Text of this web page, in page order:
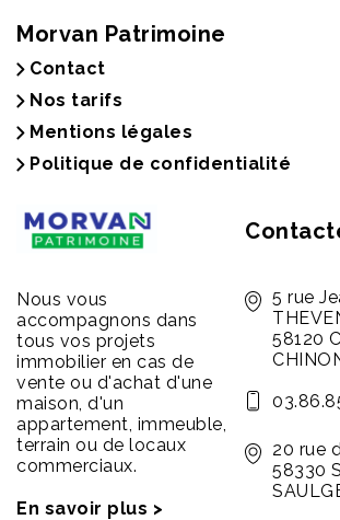
Morvan Patrimoine
Contact
Nos tarifs
Mentions légales
Politique de confidentialité
Nous vous
accompagnons dans
tous vos projets
immobilier en cas de
vente ou d'achat d'une
maison, d'un
appartement, immeuble,
terrain ou de locaux
commerciaux.
En savoir plus >
5 rue
58120
20 rue
58330